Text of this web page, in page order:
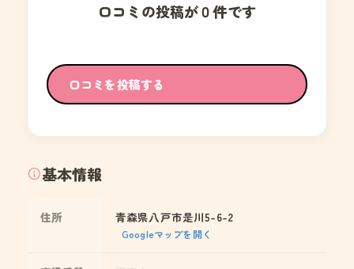
口コミの投稿が０件です
口コミを投稿する
基本情報
住所 青森県八戸市是川5-6-2
Googleマップを開く